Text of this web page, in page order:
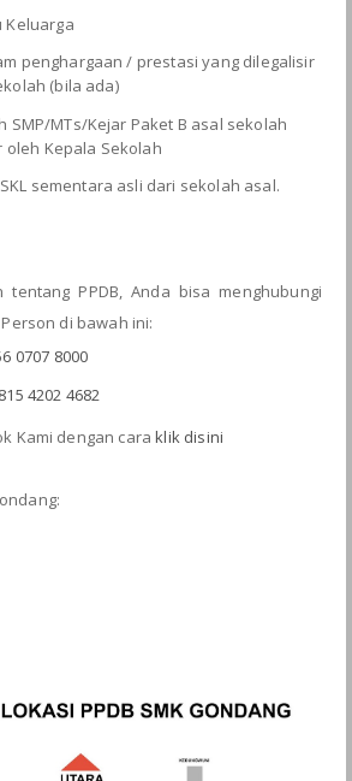
Keluarga
penghargaan / prestasi yang dilegalisir
(bila ada)
SMP/MTs/Kejar Paket B asal sekolah
oleh Kepala Sekolah
sementara asli dari sekolah asal.
tentang PPDB, Anda bisa menghubungi
di bawah ini:
0707 8000
4202 4682
Kami dengan caraklik disini